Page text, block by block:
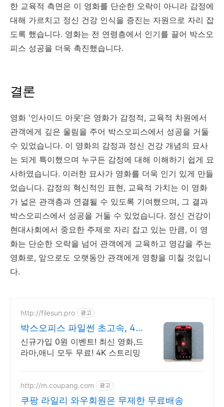
한 교육적 측면은 이 영화를 단순한 오락이 아니라 감정에
대해 가르치고 정신 건강 인식을 증진는 자원으로 자리 잡
도록 했습니다. 영화는 전 연령층에서 인기를 끌어 박스오
피스 성공을 더욱 촉진했습니다.
결론
영화 '인사이드 아웃'은 영화가 감정적, 교육적 차원에서
관객에게 깊은 울림을 주어 박스오피스에서 성공을 거둘
수 있었습니다. 이 영화의 감정과 정신 건강 개념의 묘사
는 되게 특이했으며 누구든 감정에 대해 이해하기 쉽게 묘
사하였습니다. 이러한 묘사가 영화를 더욱 인기 있게 만들
었습니다. 감정의 혁신적인 표현, 교육적 가치는 이 영화
가 넓은 관객층과 연결될 수 있도록 기여했으며, 그 결과
박스오피스에서 성공을 거둘 수 있었습니다. 정신 건강이
현대사회에서 중요한 주제로 자리 잡고 있는 만큼, 이 영
화는 단순한 오락을 넘어 관객에게 교육하고 영감을 주는
영화로, 앞으로도 오랫동안 관객에게 영향을 미칠 것입니
다.
http://filesun.pro 광고
박스오피스 파일썬 초고속, 4K
실시간 보기!
신규가입 0원 이벤트! 최신 영화,드
라마,애니 모두 무료! 4K 스트리밍
http://m.coupang.com 광고
쿠팡 라일리 와우회원은 무제한 무료배송